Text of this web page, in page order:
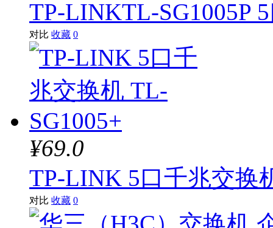
TP-LINKTL-SG1005P
对比 收藏 0
¥69.0
TP-LINK 5口千兆交换
对比 收藏 0